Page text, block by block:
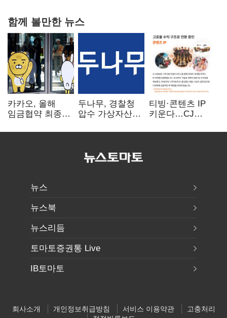
함께 볼만한 뉴스
카카오, 올해
임금협약 최종
인상·격려금
두나무, 경찰청
압수 가상자산
커스터디 사업
티빙·콘텐츠 IP
키운다…CJ
글로벌 확장 가속
뉴스
뉴스북
뉴스리듬
토마토증권통 Live
IB토마토
회사소개 개인정보취급방침 서비스 이용약관
고충처리